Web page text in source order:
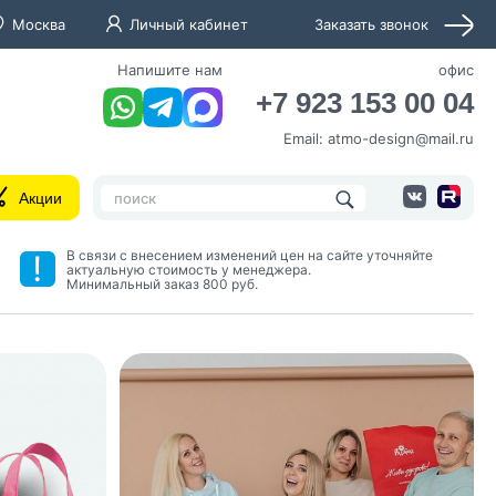
Москва Личный кабинет Заказать звонок
Напишите нам офис
+7 923 153 00 04
Email: atmo-design@mail.ru
Акции
В связи с внесением изменений цен на сайте уточняйте
актуальную стоимость у менеджера.
Минимальный заказ 800 руб.
и согласие с